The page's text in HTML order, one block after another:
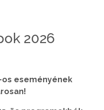
2026
os eseményének